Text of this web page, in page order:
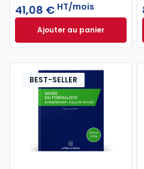
41,08 € HT/mois
Ajouter au panierMémentis Social à
BEST-SELLER